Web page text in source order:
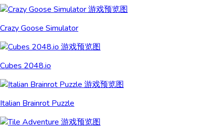
Crazy Goose Simulator
Cubes 2048.io
Italian Brainrot Puzzle